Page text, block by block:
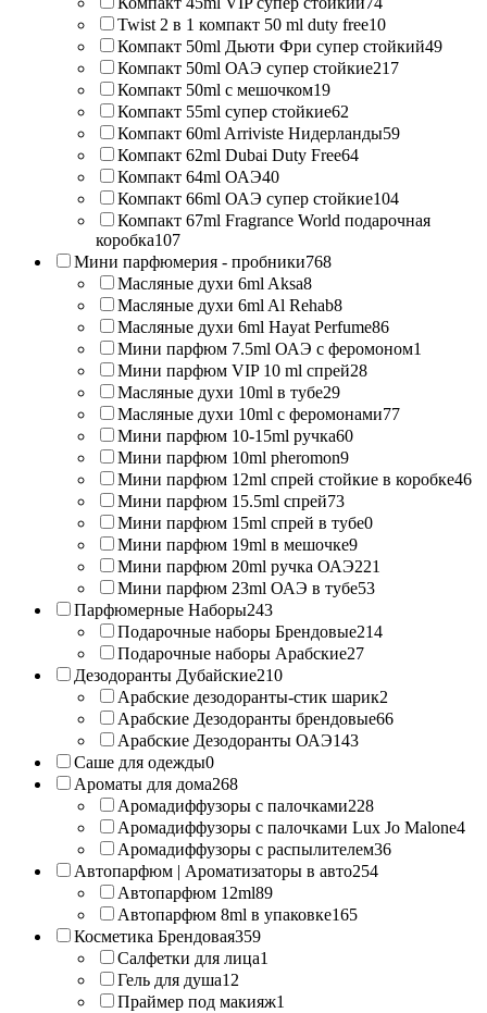
Twist 2 в 1 компакт 50 ml duty free10
Компакт 50ml Дьюти Фри супер стойкий49
Компакт 50ml ОАЭ супер стойкие217
Компакт 50ml с мешочком19
Компакт 55ml супер стойкие62
Компакт 60ml Arriviste Нидерланды59
Компакт 62ml Dubai Duty Free64
Компакт 64ml ОАЭ40
Компакт 66ml ОАЭ супер стойкие104
Компакт 67ml Fragrance World подарочная
коробка107
Мини парфюмерия - пробники768
Масляные духи 6ml Aksa8
Масляные духи 6ml Al Rehab8
Масляные духи 6ml Hayat Perfume86
Мини парфюм 7.5ml ОАЭ с феромоном1
Мини парфюм VIP 10 ml спрей28
Масляные духи 10ml в тубе29
Масляные духи 10ml с феромонами77
Мини парфюм 10-15ml ручка60
Мини парфюм 10ml pheromon9
Мини парфюм 12ml спрей стойкие в коробке46
Мини парфюм 15.5ml спрей73
Мини парфюм 15ml спрей в тубе0
Мини парфюм 19ml в мешочке9
Мини парфюм 20ml ручка ОАЭ221
Мини парфюм 23ml ОАЭ в тубе53
Парфюмерные Наборы243
Подарочные наборы Брендовые214
Подарочные наборы Арабские27
Дезодоранты Дубайские210
Арабские дезодоранты-стик шарик2
Арабские Дезодоранты брендовые66
Арабские Дезодоранты ОАЭ143
Саше для одежды0
Ароматы для дома268
Аромадиффузоры с палочками228
Аромадиффузоры с палочками Lux Jo Malone4
Аромадиффузоры с распылителем36
Автопарфюм | Ароматизаторы в авто254
Автопарфюм 12ml89
Автопарфюм 8ml в упаковке165
Косметика Брендовая359
Салфетки для лица1
Гель для душа12
Праймер под макияж1